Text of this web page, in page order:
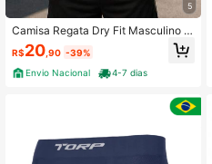
5
Camisa Regata Dry Fit Masculino E
sportivo Treino Casual
R$20 ,90 -39%
Envio Nacional
4-7 dias